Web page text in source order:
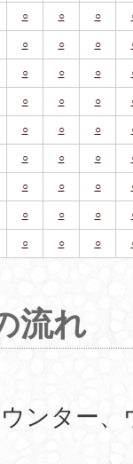
○ ○ ○
○ ○ ○
○ ○ ○
○ ○ ○
○ ○ ○
○ ○ ○
○ ○ ○
○ ○ ○
○ ○ ○
流れ
ンター